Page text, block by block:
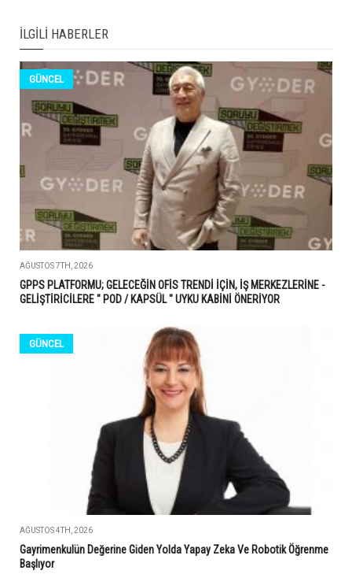
İLGILI HABERLER
GÜNCEL
AĞUSTOS 7TH, 2026
GPPS PLATFORMU; GELECEĞİN OFİS TRENDİ İÇİN, İŞ MERKEZLERİNE -
GELİŞTİRİCİLERE " POD / KAPSÜL " UYKU KABİNİ ÖNERİYOR
GÜNCEL
AĞUSTOS 4TH, 2026
Gayrimenkulün Değerine Giden Yolda Yapay Zeka Ve Robotik Öğrenme
Başlıyor